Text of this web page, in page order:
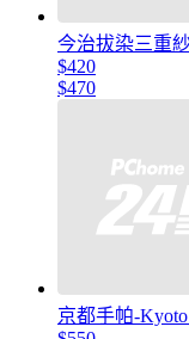
今治拔染三重
$420
$470
京都手帕-